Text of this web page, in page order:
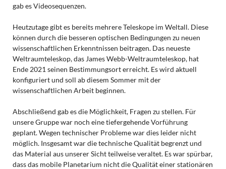
gab es Videosequenzen.
Heutzutage gibt es bereits mehrere Teleskope im Weltall. Diese
können durch die besseren optischen Bedingungen zu neuen
wissenschaftlichen Erkenntnissen beitragen. Das neueste
Weltraumteleskop, das James Webb-Weltraumteleskop, hat
Ende 2021 seinen Bestimmungsort erreicht. Es wird aktuell
konfiguriert und soll ab diesem Sommer mit der
wissenschaftlichen Arbeit beginnen.
Abschließend gab es die Möglichkeit, Fragen zu stellen. Für
unsere Gruppe war noch eine tiefergehende Vorführung
geplant. Wegen technischer Probleme war dies leider nicht
möglich. Insgesamt war die technische Qualität begrenzt und
das Material aus unserer Sicht teilweise veraltet. Es war spürbar,
dass das mobile Planetarium nicht die Qualität einer stationären